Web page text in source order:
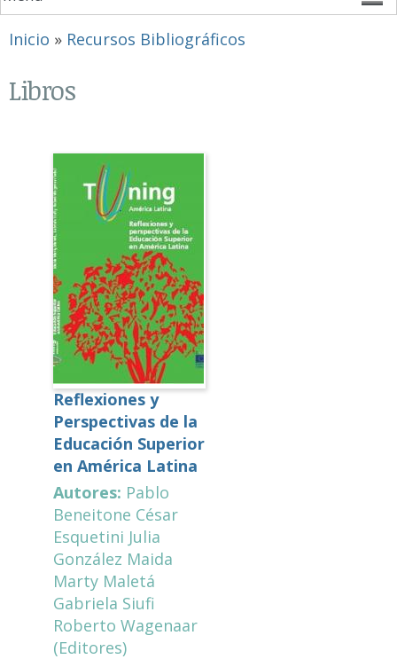
Se encuentra usted aquí
Inicio » Recursos Bibliográficos
Libros
Reflexiones y
Perspectivas de la
Educación Superior
en América Latina
Autores: Pablo
Beneitone César
Esquetini Julia
González Maida
Marty Maletá
Gabriela Siufi
Roberto Wagenaar
(Editores)